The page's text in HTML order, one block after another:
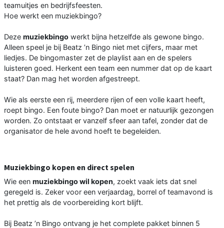
teamuitjes en bedrijfsfeesten.
Hoe werkt een muziekbingo?
Deze muziekbingo werkt bijna hetzelfde als gewone bingo.
Alleen speel je bij Beatz ’n Bingo niet met cijfers, maar met
liedjes. De bingomaster zet de playlist aan en de spelers
luisteren goed. Herkent een team een nummer dat op de kaart
staat? Dan mag het worden afgestreept.
Wie als eerste een rij, meerdere rijen of een volle kaart heeft,
roept bingo. Een foute bingo? Dan moet er natuurlijk gezongen
worden. Zo ontstaat er vanzelf sfeer aan tafel, zonder dat de
organisator de hele avond hoeft te begeleiden.
Muziekbingo kopen en direct spelen
Wie een muziekbingo wil kopen, zoekt vaak iets dat snel
geregeld is. Zeker voor een verjaardag, borrel of teamavond is
het prettig als de voorbereiding kort blijft.
Bij Beatz ’n Bingo ontvang je het complete pakket binnen 5